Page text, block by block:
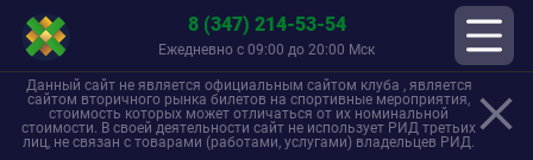
8 (347) 214-53-54
Ежедневно с 09:00 до 20:00 Мск
Данный сайт не является официальным сайтом клуба , является
сайтом вторичного рынка билетов на спортивные мероприятия,
стоимость которых может отличаться от их номинальной
стоимости. В своей деятельности сайт не использует РИД третьих
лиц, не связан с товарами (работами, услугами) владельцев РИД.